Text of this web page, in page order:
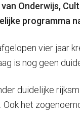
Onderwijs,
vier jaar
is nog geen
duidelijke
het